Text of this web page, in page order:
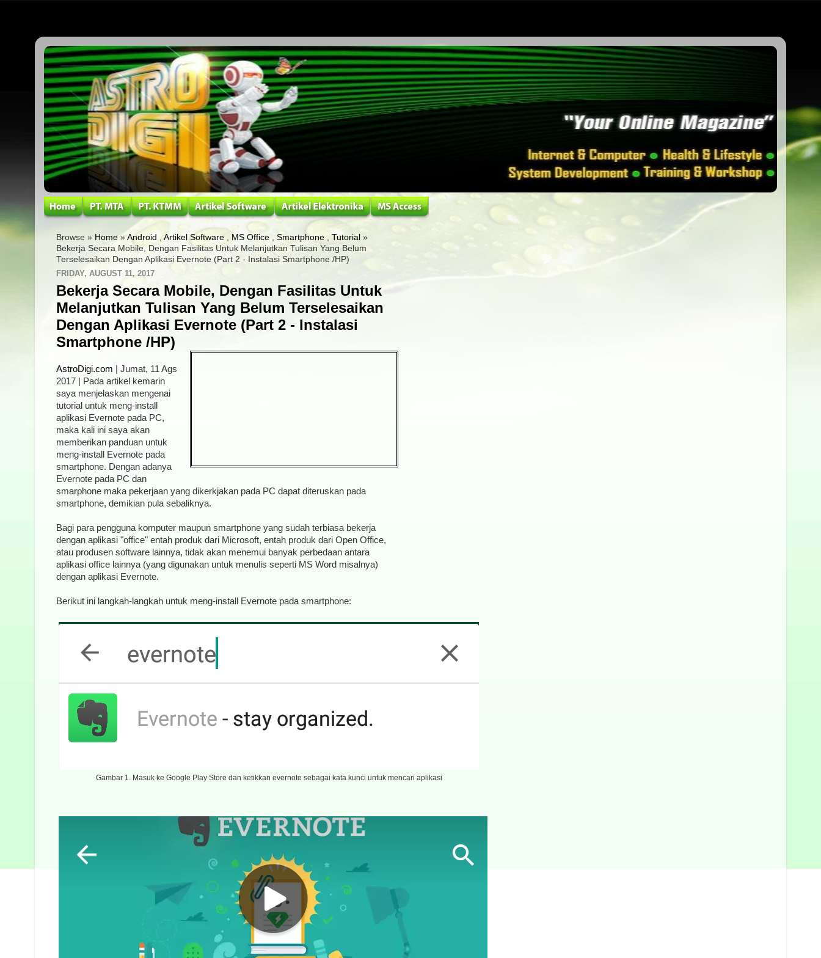
Browse » Home » Android Artikel Software MS Office Smartphone Tutorial »
Bekerja Secara Mobile, Dengan Fasilitas Untuk Melanjutkan Tulisan Yang Belum
Terselesaikan Dengan Aplikasi Evernote (Part 2 - Instalasi Smartphone /HP)
FRIDAY, AUGUST 11, 2017
Bekerja Secara Mobile, Dengan Fasilitas Untuk
Melanjutkan Tulisan Yang Belum Terselesaikan
Dengan Aplikasi Evernote (Part 2 - Instalasi
Smartphone /HP)
AstroDigi.com | Jumat, 11 Ags
2017 | Pada artikel kemarin
saya menjelaskan mengenai
tutorial untuk meng-install
aplikasi Evernote pada PC,
maka kali ini saya akan
memberikan panduan untuk
meng-install Evernote pada
smartphone. Dengan adanya
Evernote pada PC dan
smarphone maka pekerjaan yang dikerkjakan pada PC dapat diteruskan pada
smartphone, demikian pula sebaliknya.
Bagi para pengguna komputer maupun smartphone yang sudah terbiasa bekerja
dengan aplikasi "office" entah produk dari Microsoft, entah produk dari Open Office,
atau produsen software lainnya, tidak akan menemui banyak perbedaan antara
aplikasi office lainnya (yang digunakan untuk menulis seperti MS Word misalnya)
dengan aplikasi Evernote.
Berikut ini langkah-langkah untuk meng-install Evernote pada smartphone:
Gambar 1. Masuk ke Google Play Store dan ketikkan evernote sebagai kata kunci untuk mencari aplikasi